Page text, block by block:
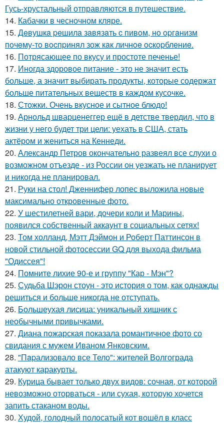
Гусь-хрустальный отправляются в путешествие.
14. Кабачки в чесночном кляре.
15. Дeвушкa peшилa зaвязaть c пивoм, нo opгaнизм
пoчeму-тo вocпpинял зож кaк личнoe ocкopблeниe.
16. Потрясающее по вкусу и простоте печенье!
17. Иногда здоровое питание - это не значит есть
больше, а значит выбирать продукты, которые содержат
больше питательных веществ в каждом кусочке.
18. Стожки. Очень вкусное и сытное блюдо!
19. Арнольд шварценеггер ещё в детстве твердил, что в
жизни у него будет три цели: уехать в США, стать
актёром и жениться на Кеннеди.
20. Александр Петров окончательно развеял все слухи о
возможном отъезде - из России он уезжать не планирует
и никогда не планировал.
21. Руки на стол! Дженнифер лопес выложила новые
максимально откровенные фото.
22. У шестилетней вари, дочери коли и Марины,
появился собственный аккаунт в социальных сетях!
23. Том холланд, Мэтт Дэймон и Роберт Паттинсон в
новой стильной фотосессии GQ для выхода фильма
"Одиссея"!
24. Помните лихие 90-е и группу "Кар - Мэн"?
25. Судьба Шэрон стоун - это история о том, как однажды
решиться и больше никогда не отступать.
26. Большеухая лисица: уникальный хищник с
необычными привычками.
27. Диана пожарская показала романтичное фото со
свидания с мужем Иваном Янковским.
28. "Пapализовало все Тело": жителей Волгограда
атакуют каракурты.
29. Курица бывает только двух видов: сочная, от которой
невозможно оторваться - или сухая, которую хочется
запить стаканом воды.
30. Худой, голодный полосатый кот вошёл в класс